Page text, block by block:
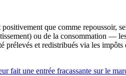
que comme repoussoir,
ou de la consommation —
et redistribués via les
une entrée fracassante sur le